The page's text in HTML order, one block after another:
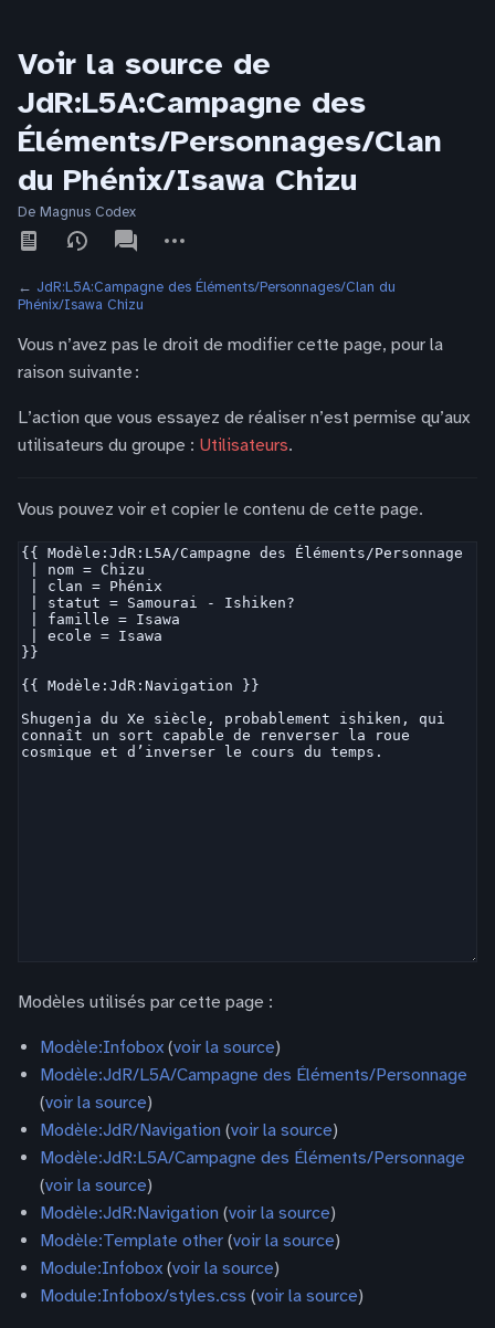
Voir la source de
JdR:L5A:Campagne des
Éléments/Personnages/Clan
du Phénix/Isawa Chizu
De Magnus Codex
Affichages
associated-
pages
actions
← JdR:L5A:Campagne des Éléments/Personnages/Clan du
Phénix/Isawa Chizu
Vous n’avez pas le droit de modifier cette page, pour la
raison suivante :
L’action que vous essayez de réaliser n’est permise qu’aux
utilisateurs du groupe : Utilisateurs.
Vous pouvez voir et copier le contenu de cette page.
Modèles utilisés par cette page :
Modèle:Infobox (voir la source)
Modèle:JdR/L5A/Campagne des Éléments/Personnage
(voir la source)
Modèle:JdR/Navigation (voir la source)
Modèle:JdR:L5A/Campagne des Éléments/Personnage
(voir la source)
Modèle:JdR:Navigation (voir la source)
Modèle:Template other (voir la source)
Module:Infobox (voir la source)
Module:Infobox/styles.css (voir la source)